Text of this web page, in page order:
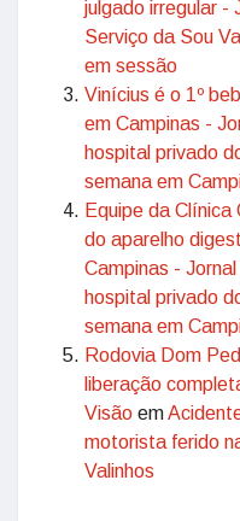
julgado irregular -
Serviço da Sou
em sessão
Vinícius é o 1º
em Campinas -
hospital privado
semana em
Equipe da Clínica
do aparelho
Campinas -
hospital privado
semana em
Rodovia Dom
liberação
Visão em
motorista ferido
Valinhos